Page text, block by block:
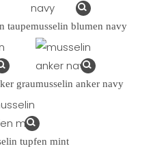
taupemusselin blumen navy
graumusselin anker navy
tupfen mint